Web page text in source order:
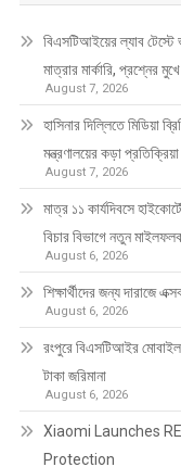
বিএসটিআইয়ের ল্যাব টেস্টে
মাত্রার মার্কারি, প্রশ্নের
August 7, 2026
হাসিনার দিল্লিতে মিডিয়া
মন্ত্রণালয়ের কড়া প্রতিক্রিয়া
August 7, 2026
মাত্র ১১ কার্যদিবসে
বিচার বিভাগে নতুন
August 6, 2026
শিক্ষার্থীদের জন্য দারাজে
August 6, 2026
রংপুরে বিএসটিআইর
টাকা জরিমানা
August 6, 2026
Xiaomi Launches
Protection